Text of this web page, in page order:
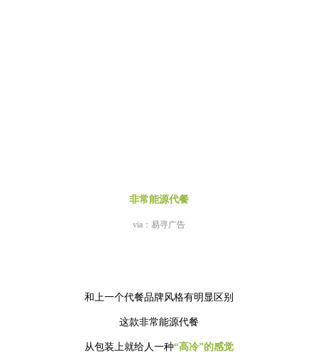
非常能源代餐
via：易寻广告
和上一个代餐品牌风格有明显区别
这款非常能源代餐
从包装上就给人一种“高冷”的感觉